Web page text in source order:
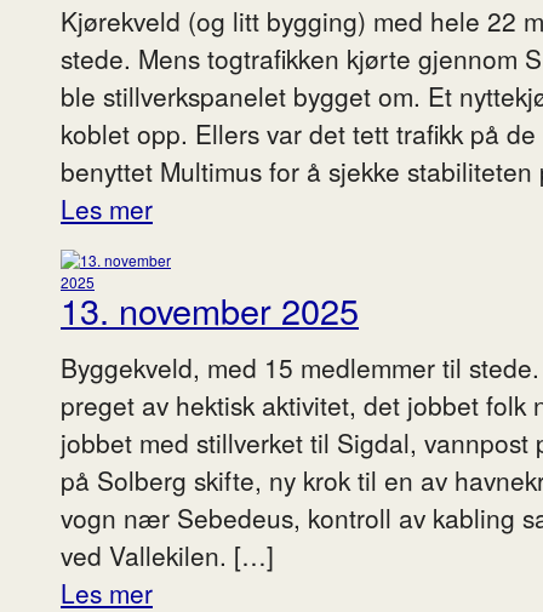
Kjørekveld (og litt bygging) med hele 22
stede. Mens togtrafikken kjørte gjennom
ble stillverkspanelet bygget om. Et
koblet opp. Ellers var det tett trafikk på
benyttet Multimus for å sjekke
Les mer
13. november 2025
Byggekveld, med 15 medlemmer til
preget av hektisk aktivitet, det jobbet
jobbet med stillverket til Sigdal, vannpost
på Solberg skifte, ny krok til en av
vogn nær Sebedeus, kontroll av kabling
ved Vallekilen. […]
Les mer